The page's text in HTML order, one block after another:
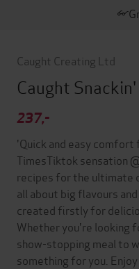
Caught Creating Ltd
Caught Snackin'
237,-
'Quick and easy comfort
TimesTiktok sensation
recipes for the ultimate
all about big flavours
created firstly for
Whether you're looking
show-stopping meal to
something for you. Enjoy